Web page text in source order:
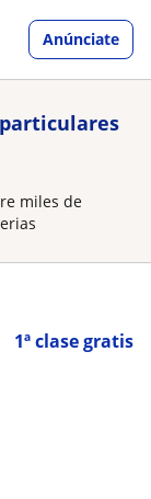
Anúnciate
miles de
1ª clase gratis